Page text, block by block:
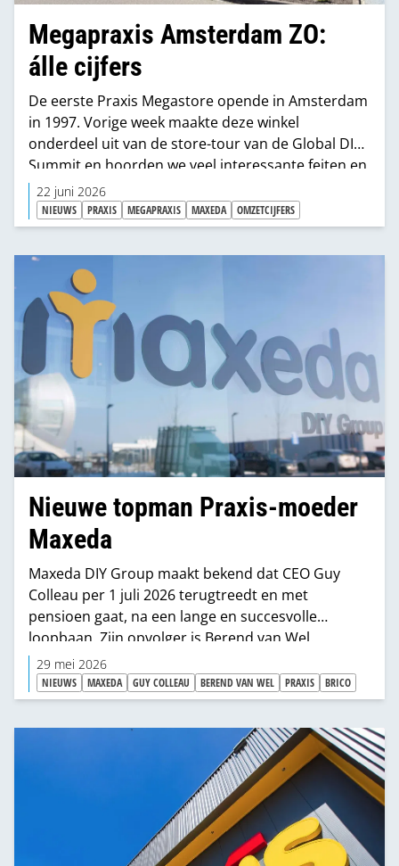
Megapraxis Amsterdam ZO:
álle cijfers
De eerste Praxis Megastore opende in Amsterdam
in 1997. Vorige week maakte deze winkel
onderdeel uit van de store-tour van de Global DIY
Summit en hoorden we veel interessante feiten en
cijfers van deze Megapraxis.
22 juni 2026
NIEUWS PRAXIS MEGAPRAXIS MAXEDA OMZETCIJFERS
Nieuwe topman Praxis-moeder
Maxeda
Maxeda DIY Group maakt bekend dat CEO Guy
Colleau per 1 juli 2026 terugtreedt en met
pensioen gaat, na een lange en succesvolle
loopbaan. Zijn opvolger is Berend van Wel.
29 mei 2026
NIEUWS MAXEDA GUY COLLEAU BEREND VAN WEL PRAXIS BRICO